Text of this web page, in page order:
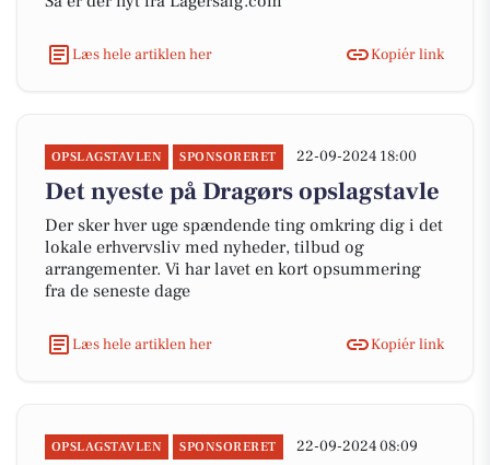
Læs hele artiklen her Kopiér link
OPSLAGSTAVLEN SPONSORERET 22-09-2024 18:00
Det nyeste på Dragørs opslagstavle
Der sker hver uge spændende ting omkring dig i det
lokale erhvervsliv med nyheder, tilbud og
arrangementer. Vi har lavet en kort opsummering
fra de seneste dage
Læs hele artiklen her Kopiér link
OPSLAGSTAVLEN SPONSORERET 22-09-2024 08:09